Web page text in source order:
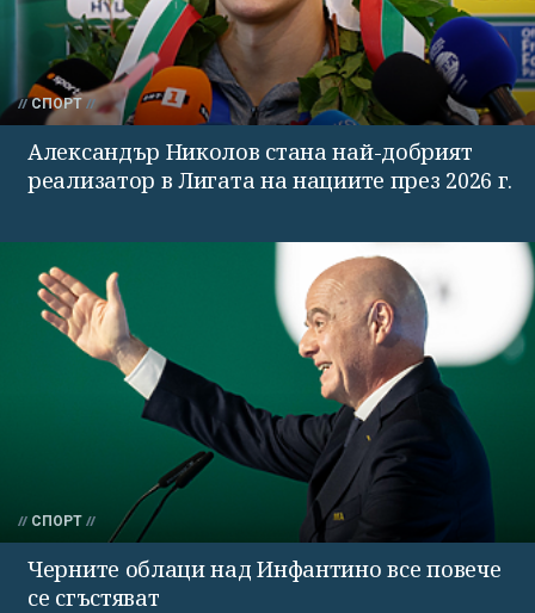
СПОРТ
Александър Николов стана най-добрият
реализатор в Лигата на нациите през 2026 г.
СПОРТ
Черните облаци над Инфантино все повече
се сгъстяват